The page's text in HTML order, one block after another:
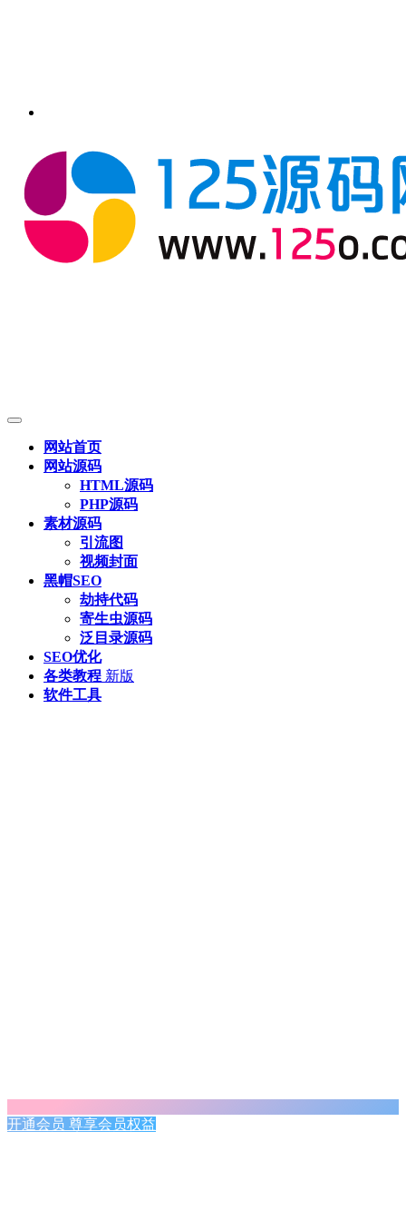
网站首页
网站源码
HTML源码
PHP源码
素材源码
引流图
视频封面
黑帽SEO
劫持代码
寄生虫源码
泛目录源码
SEO优化
各类教程 新版
软件工具
开通会员 尊享会员权益